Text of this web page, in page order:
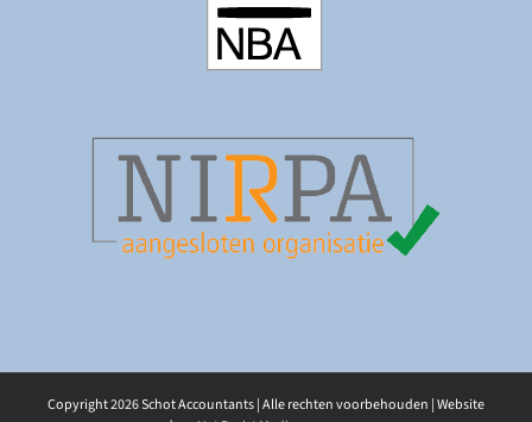
Copyright2026 Schot Accountants | Alle rechten voorbehouden | Website